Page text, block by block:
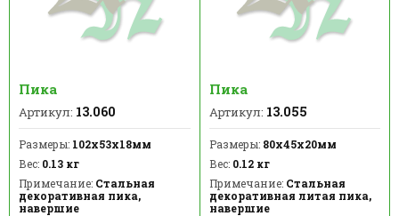
Пика
Артикул: 13.060
Размеры: 102х53х18мм
Вес: 0.13 кг
Примечание: Стальная
декоративная пика,
навершие
Пика
Артикул: 13.055
Размеры:80х45х20мм
Вес:0.12 кг
Примечание:Стальная
декоративная литая пика,
навершие